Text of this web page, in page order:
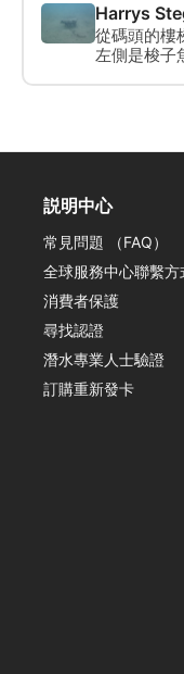
Harrys
從碼頭的樓
左側是梭子
説明中心
常見問題 （FAQ）
全球服務中心聯繫方
消費者保護
尋找認證
潛水專業人士驗證
訂購重新發卡